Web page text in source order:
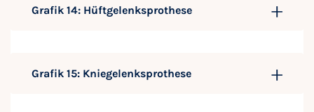
Grafik 14: Hüftgelenksprothese
Grafik 15: Kniegelenksprothese